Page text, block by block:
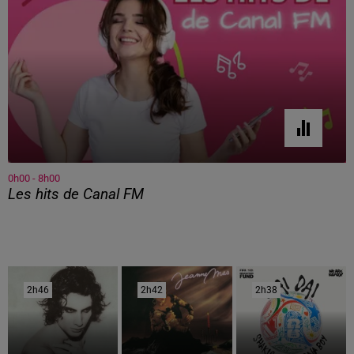
0h00 - 8h00
Les hits de Canal FM
2h46
2h46 2h42
2h42 2h38
2h38